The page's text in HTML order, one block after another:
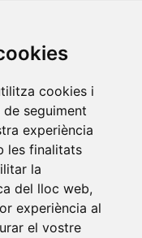
cookies i
seguiment
experiència
les finalitats
la
del lloc web,
experiència al
el vostre
que